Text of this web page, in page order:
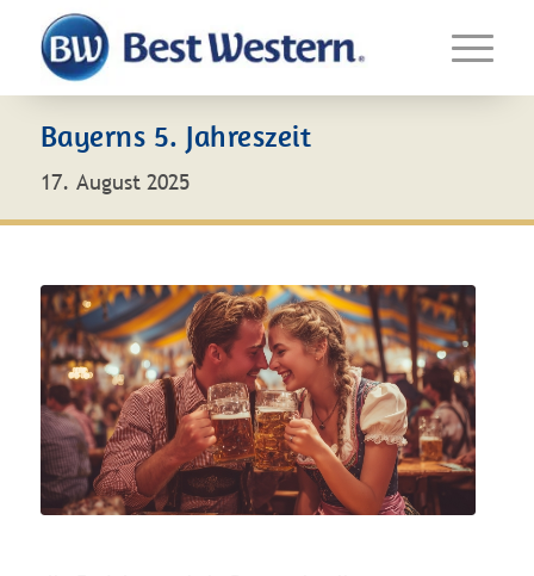
Bayerns 5. Jahreszeit
17. August 2025